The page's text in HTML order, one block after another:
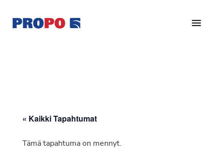
pääsisältöön
alatunnisteeseen
Ry
vuonna
« Kaikki Tapahtumat
Tämä tapahtuma on mennyt.